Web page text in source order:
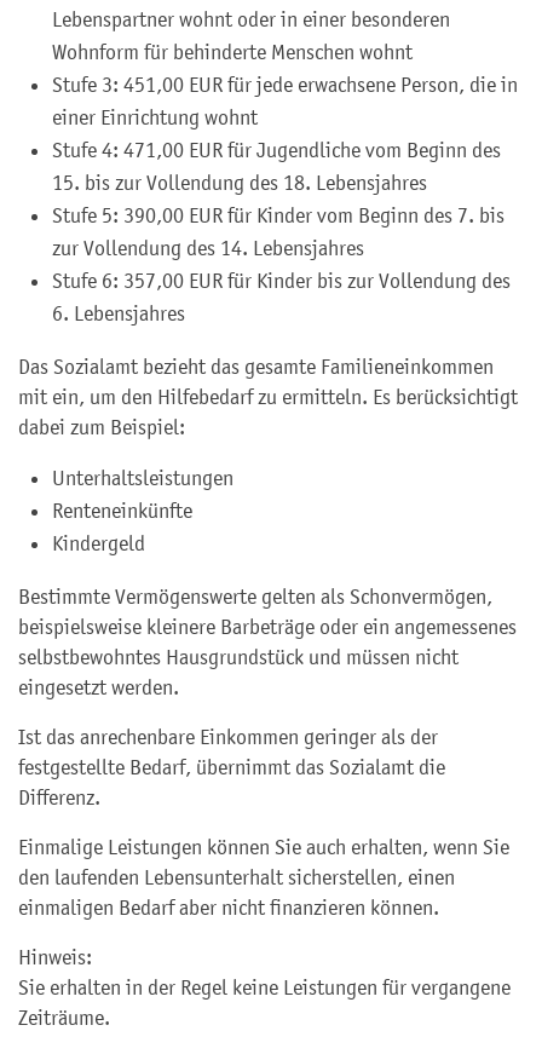
Lebenspartner wohnt oder in einer besonderen
Wohnform für behinderte Menschen wohnt
Stufe 3: 451,00 EUR für jede erwachsene Person, die in
einer Einrichtung wohnt
Stufe 4: 471,00 EUR für Jugendliche vom Beginn des
15. bis zur Vollendung des 18. Lebensjahres
Stufe 5: 390,00 EUR für Kinder vom Beginn des 7. bis
zur Vollendung des 14. Lebensjahres
Stufe 6: 357,00 EUR für Kinder bis zur Vollendung des
6. Lebensjahres
Das Sozialamt bezieht das gesamte Familieneinkommen
mit ein, um den Hilfebedarf zu ermitteln. Es berücksichtigt
dabei zum Beispiel:
Unterhaltsleistungen
Renteneinkünfte
Kindergeld
Bestimmte Vermögenswerte gelten als Schonvermögen,
beispielsweise kleinere Barbeträge oder ein angemessenes
selbstbewohntes Hausgrundstück und müssen nicht
eingesetzt werden.
Ist das anrechenbare Einkommen geringer als der
festgestellte Bedarf, übernimmt das Sozialamt die
Differenz.
Einmalige Leistungen können Sie auch erhalten, wenn Sie
den laufenden Lebensunterhalt sicherstellen, einen
einmaligen Bedarf aber nicht finanzieren können.
Hinweis:
Sie erhalten in der Regel keine Leistungen für vergangene
Zeiträume.